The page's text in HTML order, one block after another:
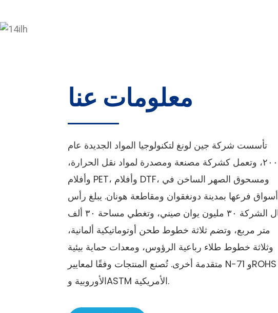
معلومات عنا
تأسست شركة جين لونغ لتكنولوجيا المواد الجديدة عام
٢٠٠٤، وتعمل كشركة مصنعة ومصدرة لمواد نقل الحرارة،
وأفلام PET، وأفلام DTF، ومسحوق الصهر الساخن في
أسواق فرعها بمدينة دونغقوان ومقاطعة هونان. يبلغ رأس
مال الشركة ٣٠ مليون يوان صيني، وتغطي مساحة ٣٠ ألف
متر مربع، وتضم ثلاثة خطوط طحن أوتوماتيكية ألمانية،
وثلاثة خطوط طلاء رباعية الرؤوس، ومعدات حماية بيئية
متقدمة أخرى. تُصنع المنتجات وفقًا لمعايير N-71 وROHS
الأوروبية وASTM الأمريكية.